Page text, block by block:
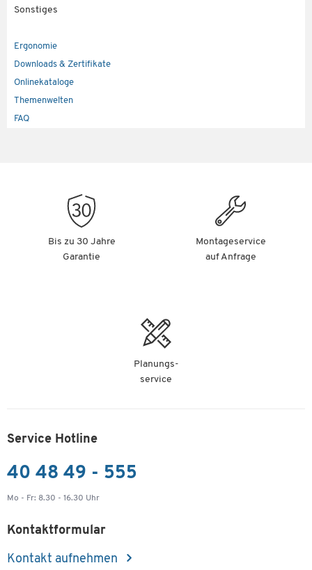
Sonstiges
Ergonomie
Downloads & Zertifikate
Onlinekataloge
Themenwelten
FAQ
Bis zu 30 Jahre
Garantie
Montageservice
auf Anfrage
Planungs-
service
Service Hotline
40 48 49 - 555
Mo - Fr: 8.30 - 16.30 Uhr
Kontaktformular
Kontakt aufnehmen